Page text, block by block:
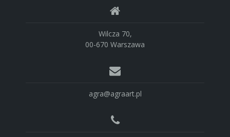
Wilcza 70,
00-670 Warszawa
agra@agraart.pl